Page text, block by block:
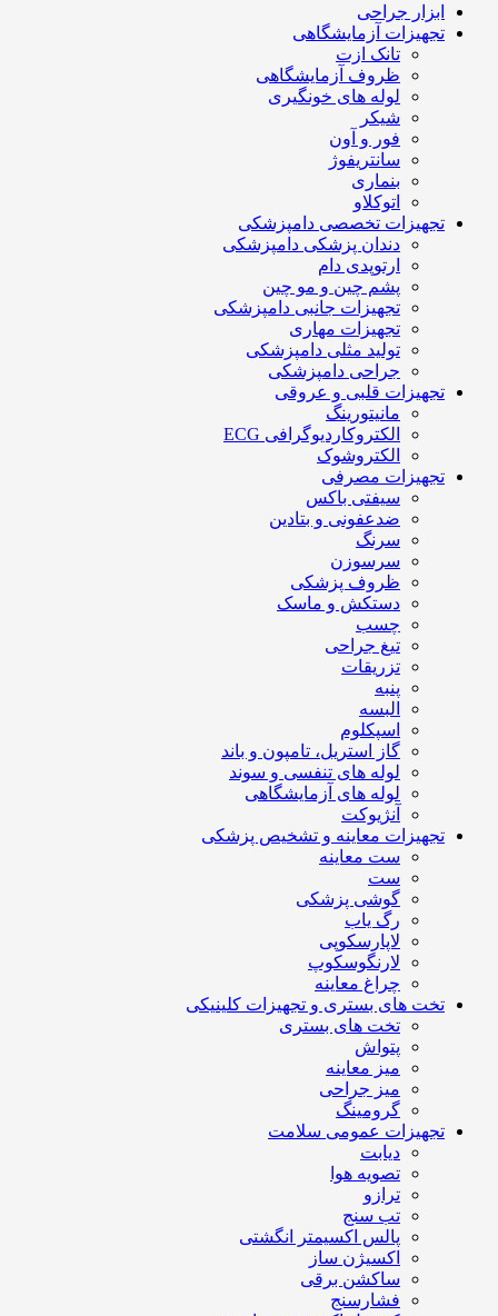
ابزار جراحی
تجهیزات آزمایشگاهی
تانک ازت
ظروف آزمایشگاهی
لوله های خونگیری
شیکر
فور و آون
سانتریفوژ
بنماری
اتوکلاو
تجهیزات تخصصی دامپزشکی
دندان پزشکی دامپزشکی
ارتوپدی دام
پشم چین و مو چین
تجهیزات جانبی دامپزشکی
تجهیزات مهاری
تولید مثلی دامپزشکی
جراحی دامپزشکی
تجهیزات قلبی و عروقی
مانیتورینگ
الکتروکاردیوگرافی ECG
الکتروشوک
تجهیزات مصرفی
سیفتی باکس
ضدعفونی و بتادین
سرنگ
سرسوزن
ظروف پزشکی
دستکش و ماسک
چسب
تیغ جراحی
تزریقات
پنبه
البسه
اسپکلوم
گاز استریل، تامپون و باند
لوله های تنفسی و سوند
لوله های آزمایشگاهی
آنژیوکت
تجهیزات معاینه و تشخیص پزشکی
ست معاینه
ست
گوشی پزشکی
رگ یاب
لاپارسکوپی
لارنگوسکوپ
چراغ معاینه
تخت های بستری و تجهیزات کلینیکی
تخت های بستری
پتواش
میز معاینه
میز جراحی
گرومینگ
تجهیزات عمومی سلامت
دیابت
تصویه هوا
ترازو
تب سنج
پالس اکسیمتر انگشتی
اکسیژن ساز
ساکشن برقی
فشارسنج